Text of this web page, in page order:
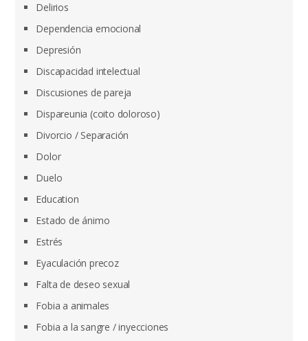
Delirios
Dependencia emocional
Depresión
Discapacidad intelectual
Discusiones de pareja
Dispareunia (coito doloroso)
Divorcio / Separación
Dolor
Duelo
Education
Estado de ánimo
Estrés
Eyaculación precoz
Falta de deseo sexual
Fobia a animales
Fobia a la sangre / inyecciones